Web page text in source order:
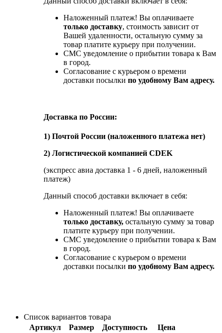
Наложенный платеж! Вы оплачиваете
только доставку, стоимость зависит от
Вашей удаленности, остальную сумму за
товар платите курьеру при получении.
СМС уведомление о прибытии товара к Вам
в город.
Согласование с курьером о времени
доставки посылки по удобному Вам адресу.
Доставка по России:
1) Почтой России (наложенного платежа нет)
2) Логистической компанией CDEK
(экспресс авиа доставка 1 - 6 дней, наложенный
платеж)
Данный способ доставки включает в себя:
Наложенный платеж! Вы оплачиваете
только доставку, остальную сумму за товар
платите курьеру при получении.
СМС уведомление о прибытии товара к Вам
в город.
Согласование с курьером о времени
доставки посылки по удобному Вам адресу.
Список вариантов товара
Артикул
Размер Доступность
Цена